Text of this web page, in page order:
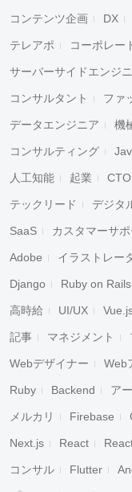
コンテンツ企画 DX
テレアポ コーポレー
サーバーサイドエンジ
コンサルタント ファ
データエンジニア 機
コンサルティング
人工知能 起業 CTO
テックリード デジタ
SaaS カスタマーサポ
Adobe イラストレー
Django Ruby on Rails
高時給 UI/UX
記事 マネジメント
Webデザイナー Web
Ruby Backend ア
メルカリ Firebase
Next.js React
コンサル Flutter